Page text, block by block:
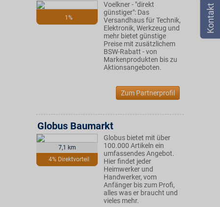
☎ 0800 - 279 25 82
1%
Voelkner - "direkt
günstiger": Das
Versandhaus für Technik,
Elektronik, Werkzeug und
mehr bietet günstige
Preise mit zusätzlichem
BSW-Rabatt - von
Markenprodukten bis zu
Aktionsangeboten.
Zum Partnerprofil
7,1 km
4% Direktvorteil
Globus Baumarkt
Globus bietet mit über
100.000 Artikeln ein
umfassendes Angebot.
Hier findet jeder
Heimwerker und
Handwerker, vom
Anfänger bis zum Profi,
alles was er braucht und
vieles mehr.